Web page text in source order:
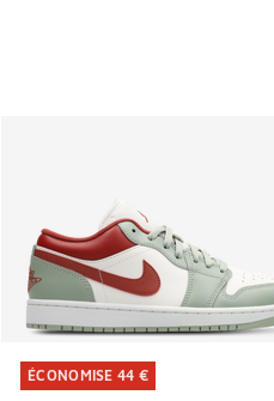
ÉCONOMISE 44 €
ÉCONOMISE 44 €